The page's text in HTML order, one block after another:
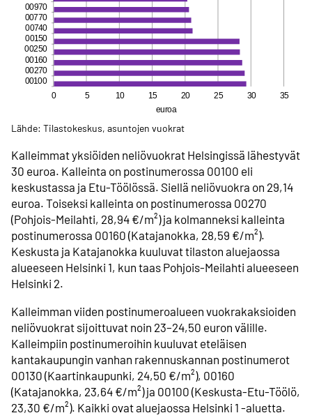
Lähde: Tilastokeskus, asuntojen vuokrat
Kalleimmat yksiöiden neliövuokrat Helsingissä lähestyvät
30 euroa. Kalleinta on postinumerossa 00100 eli
keskustassa ja Etu-Töölössä. Siellä neliövuokra on 29,14
euroa. Toiseksi kalleinta on postinumerossa 00270
(Pohjois-Meilahti, 28,94 €/m²) ja kolmanneksi kalleinta
postinumerossa 00160 (Katajanokka, 28,59 €/m²).
Keskusta ja Katajanokka kuuluvat tilaston aluejaossa
alueeseen Helsinki 1, kun taas Pohjois-Meilahti alueeseen
Helsinki 2.
Kalleimman viiden postinumeroalueen vuokrakaksioiden
neliövuokrat sijoittuvat noin 23–24,50 euron välille.
Kalleimpiin postinumeroihin kuuluvat eteläisen
kantakaupungin vanhan rakennuskannan postinumerot
00130 (Kaartinkaupunki, 24,50 €/m²), 00160
(Katajanokka, 23,64 €/m²) ja 00100 (Keskusta-Etu-Töölö,
23,30 €/m²). Kaikki ovat aluejaossa Helsinki 1 -aluetta.